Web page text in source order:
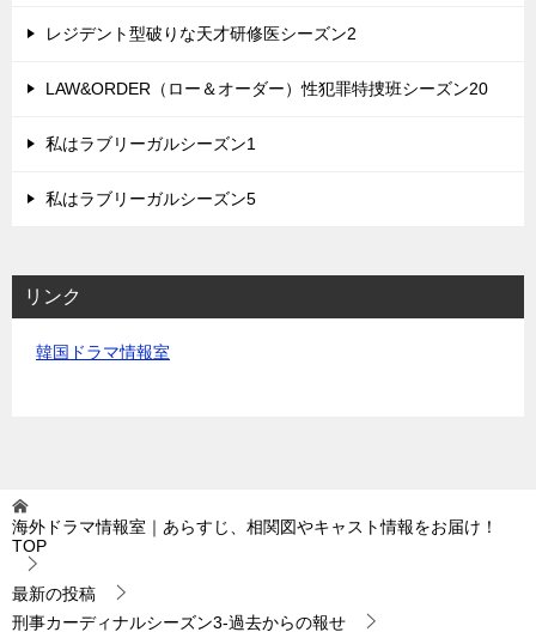
レジデント型破りな天才研修医シーズン2
LAW&ORDER（ロー＆オーダー）性犯罪特捜班シーズン20
私はラブリーガルシーズン1
私はラブリーガルシーズン5
リンク
韓国ドラマ情報室
海外ドラマ情報室｜あらすじ、相関図やキャスト情報をお届け！
TOP
最新の投稿
刑事カーディナルシーズン3-過去からの報せ